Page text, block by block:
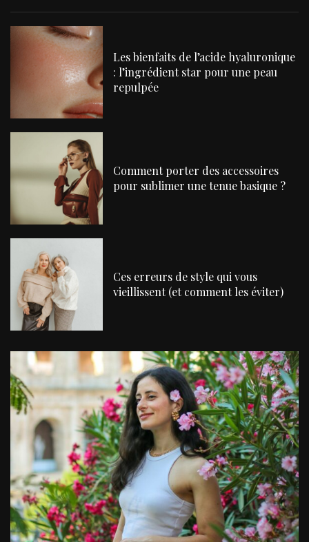
Les bienfaits de l’acide hyaluronique
: l’ingrédient star pour une peau
repulpée
Comment porter des accessoires
pour sublimer une tenue basique ?
Ces erreurs de style qui vous
vieillissent (et comment les éviter)